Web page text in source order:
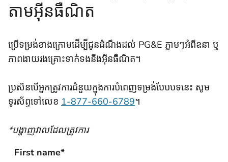
តាមអ៊ីនធឺណិត
ប្រើទម្រង់ខាងក្រោមដើម្បីជូនដំណឹងដល់ PG&E ភ្លាមៗអំពីឧនា ឬ
ភាពងាយរងគ្រោះទាក់ទងនឹងអ៊ីនធឺណិត។
ប្រសិនបើអ្នកត្រូវការជំនួយក្នុងការបំពេញទម្រង់បែបបទនេះ សូម
ទូរស័ព្ទទៅលេខ 1-877-660-6789។
*បង្ហាញវាលដែលត្រូវការ